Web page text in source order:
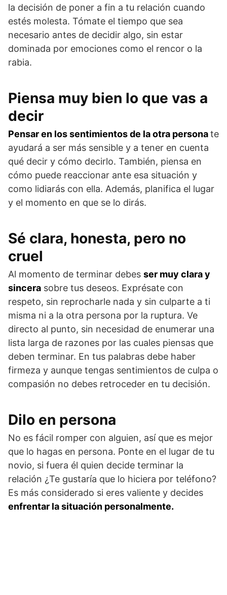
la decisión de poner a fin a tu relación cuando
estés molesta. Tómate el tiempo que sea
necesario antes de decidir algo, sin estar
dominada por emociones como el rencor o la
rabia.
Piensa muy bien lo que vas a
decir
Pensar en los sentimientos de la otra personate
ayudará a ser más sensible y a tener en cuenta
qué decir y cómo decirlo. También, piensa en
cómo puede reaccionar ante esa situación y
como lidiarás con ella. Además, planifica el lugar
y el momento en que se lo dirás.
Sé clara, honesta, pero no
cruel
Al momento de terminar debes ser muy clara y
sincera sobre tus deseos. Exprésate con
respeto, sin reprocharle nada y sin culparte a ti
misma ni a la otra persona por la ruptura. Ve
directo al punto, sin necesidad de enumerar una
lista larga de razones por las cuales piensas que
deben terminar. En tus palabras debe haber
firmeza y aunque tengas sentimientos de culpa o
compasión no debes retroceder en tu decisión.
Dilo en persona
No es fácil romper con alguien, así que es mejor
que lo hagas en persona. Ponte en el lugar de tu
novio, si fuera él quien decide terminar la
relación ¿Te gustaría que lo hiciera por teléfono?
Es más considerado si eres valiente y decides
enfrentar la situación personalmente.